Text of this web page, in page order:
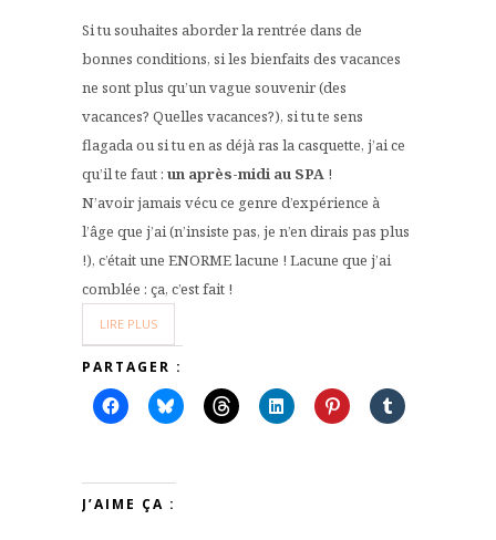
Si tu souhaites aborder la rentrée dans de
bonnes conditions, si les bienfaits des vacances
ne sont plus qu’un vague souvenir (des
vacances? Quelles vacances?), si tu te sens
flagada ou si tu en as déjà ras la casquette, j’ai ce
qu’il te faut : un après-midi au SPA !
N’avoir jamais vécu ce genre d’expérience à
l’âge que j’ai (n’insiste pas, je n’en dirais pas plus
!), c’était une ENORME lacune ! Lacune que j’ai
comblée : ça, c’est fait !
LIRE PLUS
PARTAGER :
J’AIME ÇA :